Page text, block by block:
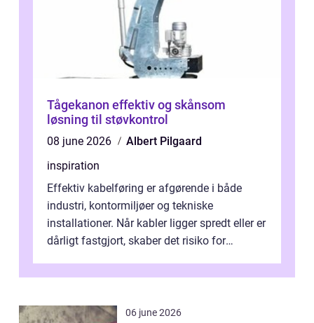
Tågekanon effektiv og skånsom
løsning til støvkontrol
08 june 2026
Albert Pilgaard
inspiration
Effektiv kabelføring er afgørende i både
industri, kontormiljøer og tekniske
installationer. Når kabler ligger spredt eller er
dårligt fastgjort, skaber det risiko for
06 june 2026